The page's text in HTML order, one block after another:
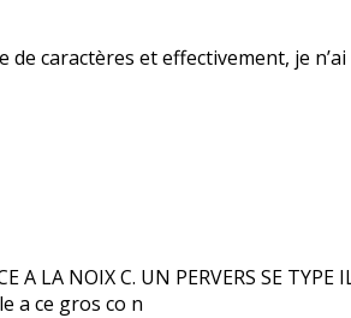
caractères et effectivement, je
LA NOIX C. UN PERVERS SE TYPE
a ce gros co n